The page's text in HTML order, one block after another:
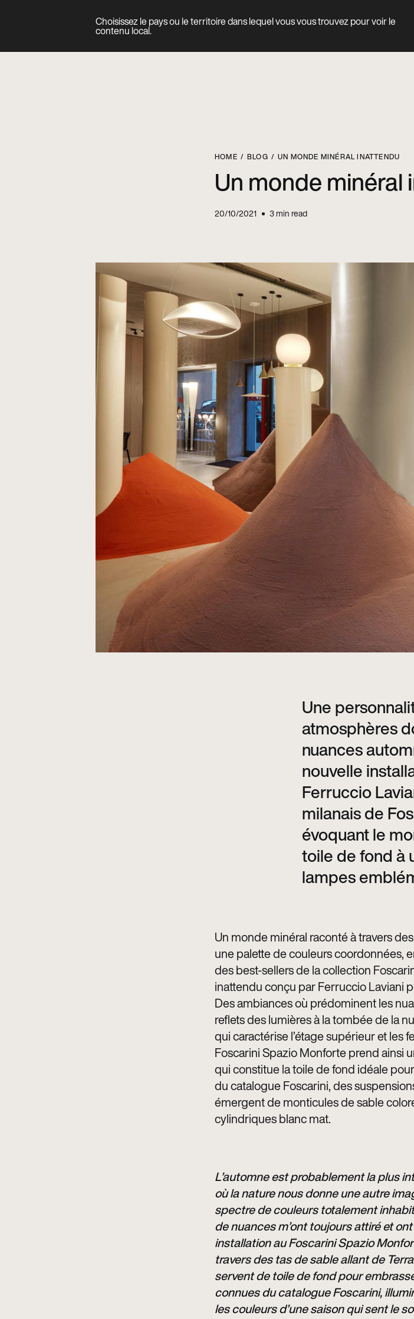
Choisissez le pays ou le territoire dans lequel vous vous trouvez pour voir le
contenu local. Professionnels
HOME BLOG UN MONDE MINÉRAL INATTENDU
Un monde minéral
20/10/2021 3min read
Une
atmosphères
nuances
nouvelle
Ferruccio
milanais de
évoquant le
toile de fond à
lampes
Un monde minéral raconté à travers
une palette de couleurs coordonnées,
des best-sellers de la collection
inattendu conçu par Ferruccio Laviani
Des ambiances où prédominent les
reflets des lumières à la tombée de la
qui caractérise l’étage supérieur et les
Foscarini Spazio Monforte prend ainsi
qui constitue la toile de fond idéale
du catalogue Foscarini, des
émergent de monticules de sable
cylindriques blanc mat.
L’automne est probablement la plus
où la nature nous donne une autre
spectre de couleurs totalement
de nuances m’ont toujours attiré et
installation au Foscarini Spazio
travers des tas de sable allant de
servent de toile de fond pour
connues du catalogue Foscarini,
les couleurs d’une saison qui sent le